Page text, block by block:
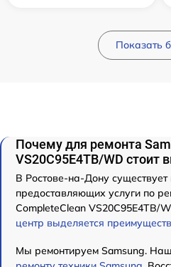
Показать
Почему для ремонта
VS20C95E4TB/WD стоит
В Ростове-на-Дону
предоставляющих услуги по
CompleteClean VS20C95E4TB/
центр выделяется
Мы ремонтируем Samsung.